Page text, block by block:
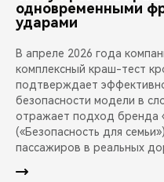
одновременными
ударами
В апреле 2026 года
комплексный краш-тест
подтверждает
безопасности модели в
отражает подход бренда
(«Безопасность для
пассажиров в реальных